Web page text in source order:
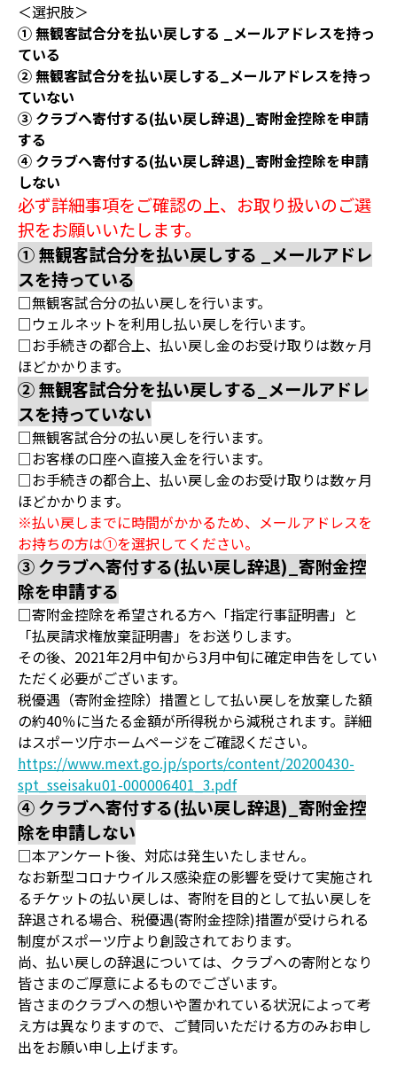
＜選択肢＞
① 無観客試合分を払い戻しする _メールアドレスを持っ
ている
② 無観客試合分を払い戻しする_メールアドレスを持っ
ていない
③ クラブへ寄付する(払い戻し辞退)_寄附金控除を申請
する
④ クラブへ寄付する(払い戻し辞退)_寄附金控除を申請
しない
必ず詳細事項をご確認の上、お取り扱いのご選
択をお願いいたします。
① 無観客試合分を払い戻しする _メールアドレ
スを持っている
□無観客試合分の払い戻しを行います。
□ウェルネットを利用し払い戻しを行います。
□お手続きの都合上、払い戻し金のお受け取りは数ヶ月
ほどかかります。
② 無観客試合分を払い戻しする_メールアドレ
スを持っていない
□無観客試合分の払い戻しを行います。
□お客様の口座へ直接入金を行います。
□お手続きの都合上、払い戻し金のお受け取りは数ヶ月
ほどかかります。
※払い戻しまでに時間がかかるため、メールアドレスを
お持ちの方は①を選択してください。
③ クラブへ寄付する(払い戻し辞退)_寄附金控
除を申請する
□寄附金控除を希望される方へ「指定行事証明書」と
「払戻請求権放棄証明書」をお送りします。
その後、2021年2月中旬から3月中旬に確定申告をしてい
ただく必要がございます。
税優遇（寄附金控除）措置として払い戻しを放棄した額
の約40％に当たる金額が所得税から減税されます。詳細
はスポーツ庁ホームページをご確認ください。
https://www.mext.go.jp/sports/content/20200430-
spt_sseisaku01-000006401_3.pdf
④ クラブへ寄付する(払い戻し辞退)_寄附金控
除を申請しない
□本アンケート後、対応は発生いたしません。
なお新型コロナウイルス感染症の影響を受けて実施され
るチケットの払い戻しは、寄附を目的として払い戻しを
辞退される場合、税優遇(寄附金控除)措置が受けられる
制度がスポーツ庁より創設されております。
尚、払い戻しの辞退については、クラブへの寄附となり
皆さまのご厚意によるものでございます。
皆さまのクラブへの想いや置かれている状況によって考
え方は異なりますので、ご賛同いただける方のみお申し
出をお願い申し上げます。